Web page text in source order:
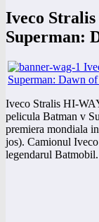
Iveco
Superman:
Iveco Stralis HI-
pelicula Batman v
premiera mondiala
jos). Camionul
legendarul Batmobil.